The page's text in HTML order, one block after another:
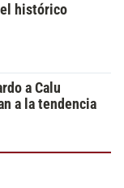
el histórico
a Calu
a la tendencia